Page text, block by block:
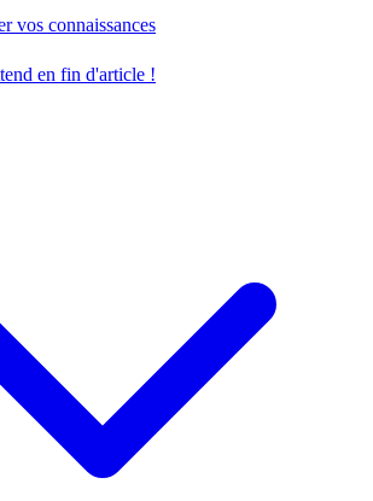
vos connaissances
en fin d'article !